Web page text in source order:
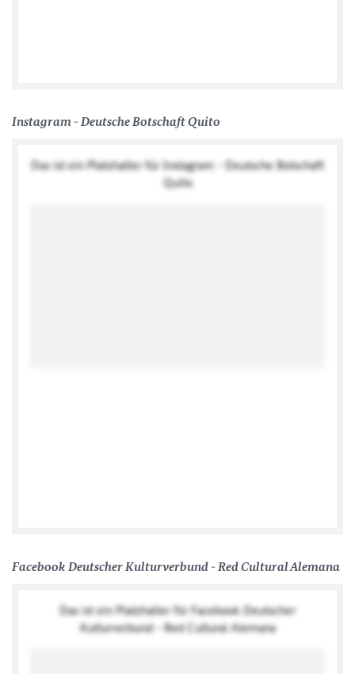
Instagram - Deutsche Botschaft Quito
Das ist ein Platzhalter für Instagram - Deutsche Botschaft
Quito
Facebook Deutscher Kulturverbund - Red Cultural Alemana
Das ist ein Platzhalter für Facebook Deutscher
Kulturverbund - Red Cultural Alemana